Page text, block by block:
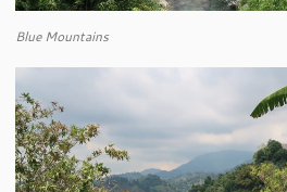
Blue Mountains